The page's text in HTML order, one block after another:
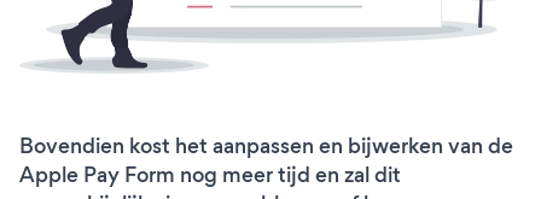
Bovendien kost het aanpassen en bijwerken van de
Apple Pay Form nog meer tijd en zal dit